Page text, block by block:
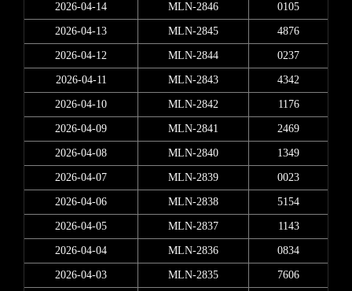
2026-04-14 MLN-2846 0105
2026-04-13 MLN-2845 4876
2026-04-12 MLN-2844 0237
2026-04-11 MLN-2843 4342
2026-04-10 MLN-2842 1176
2026-04-09 MLN-2841 2469
2026-04-08 MLN-2840 1349
2026-04-07 MLN-2839 0023
2026-04-06 MLN-2838 5154
2026-04-05 MLN-2837 1143
2026-04-04 MLN-2836 0834
2026-04-03 MLN-2835 7606